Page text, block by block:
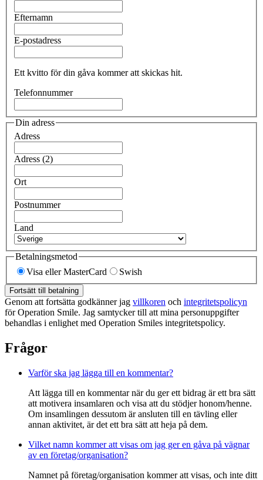
Efternamn
E-postadress
Ett kvitto för din gåva kommer att skickas hit.
Telefonnummer
Din adress
Adress
Adress (2)
Ort
Postnummer
Land
Betalningsmetod
Visa eller MasterCard
Swish
Fortsätt till betalning
Genom att fortsätta godkänner jag villkoren och integritetspolicyn
för Operation Smile. Jag samtycker till att mina personuppgifter
behandlas i enlighet med Operation Smiles integritetspolicy.
Frågor
Varför ska jag lägga till en kommentar?
Att lägga till en kommentar när du ger ett bidrag är ett bra sätt
att motivera insamlaren och visa att du stödjer honom/henne.
Om insamlingen dessutom är ansluten till en tävling eller
annan aktivitet, är det ett bra sätt att heja på dem.
Vilket namn kommer att visas om jag ger en gåva på vägnar
av en företag/organisation?
Namnet på företag/organisation kommer att visas, och inte ditt